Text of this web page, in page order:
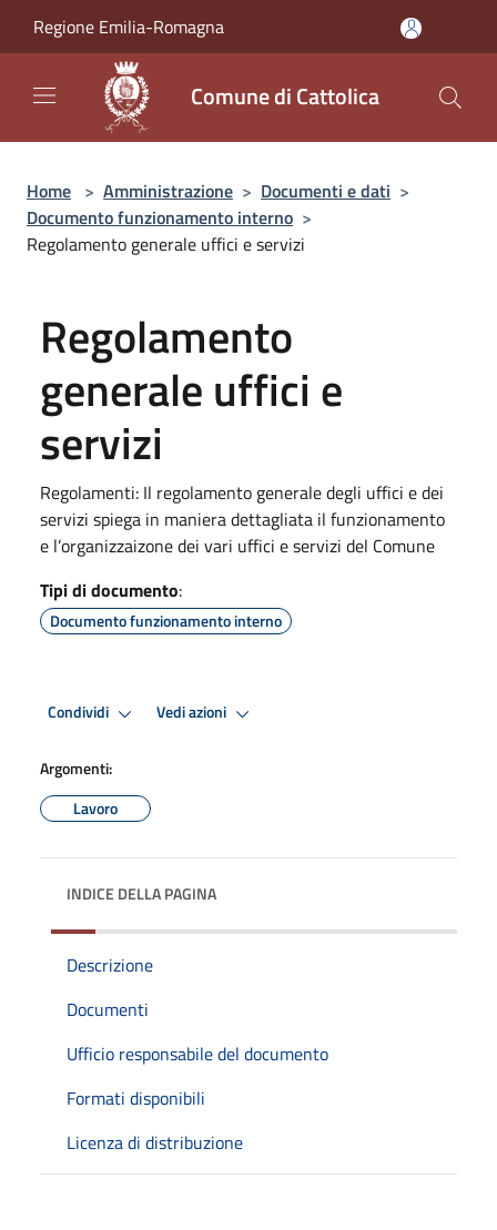
Regione Emilia-Romagna
Comune di Cattolica
Home > Amministrazione > Documenti e dati >
Documento funzionamento interno >
Regolamento generale uffici e servizi
Regolamento
generale uffici e
servizi
Regolamenti: Il regolamento generale degli uffici e dei
servizi spiega in maniera dettagliata il funzionamento
e l’organizzaizone dei vari uffici e servizi del Comune
Tipi di documento:
Documento funzionamento interno
Condividi Vedi azioni
Argomenti:
Lavoro
INDICE DELLA PAGINA
Descrizione
Documenti
Ufficio responsabile del documento
Formati disponibili
Licenza di distribuzione